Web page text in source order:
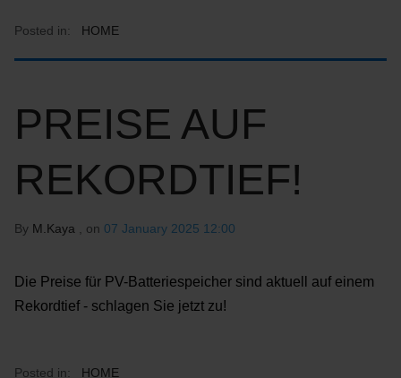
Posted in: HOME
PREISE AUF
REKORDTIEF!
By M.Kaya , on 07 January 2025 12:00
Die Preise für PV-Batteriespeicher sind aktuell auf einem
Rekordtief - schlagen Sie jetzt zu!
Posted in: HOME